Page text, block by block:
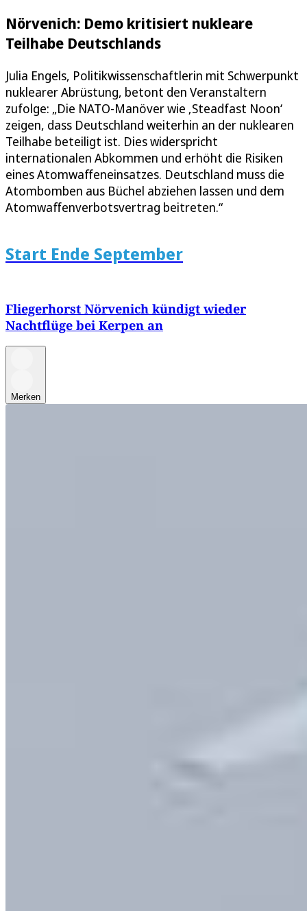
Nörvenich: Demo kritisiert nukleare
Teilhabe Deutschlands
Julia Engels, Politikwissenschaftlerin mit Schwerpunkt
nuklearer Abrüstung, betont den Veranstaltern
zufolge: „Die NATO-Manöver wie ‚Steadfast Noon‘
zeigen, dass Deutschland weiterhin an der nuklearen
Teilhabe beteiligt ist. Dies widerspricht
internationalen Abkommen und erhöht die Risiken
eines Atomwaffeneinsatzes. Deutschland muss die
Atombomben aus Büchel abziehen lassen und dem
Atomwaffenverbotsvertrag beitreten.“
Start Ende September
Fliegerhorst Nörvenich kündigt wieder
Nachtflüge bei Kerpen an
Merken